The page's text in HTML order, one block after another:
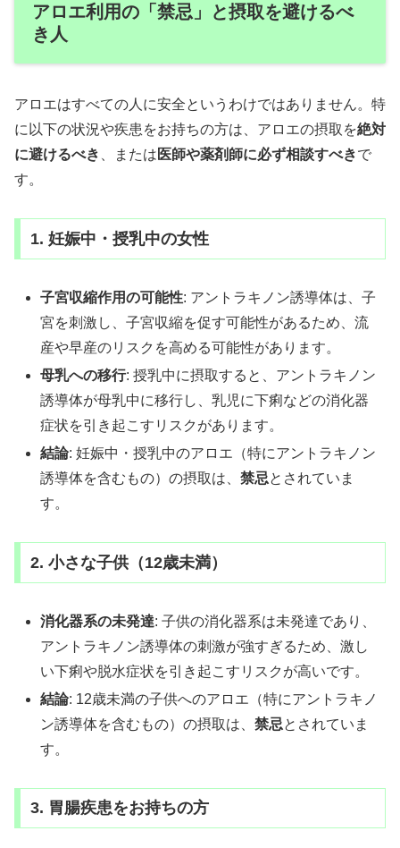
アロエ利用の「禁忌」と摂取を避けるべ
き人
アロエはすべての人に安全というわけではありません。特
に以下の状況や疾患をお持ちの方は、アロエの摂取を絶対
に避けるべき
、または 医師や薬剤師に必ず相談すべきで
す。
1. 妊娠中・授乳中の女性
子宮収縮作用の可能性: アントラキノン誘導体は、子
宮を刺激し、子宮収縮を促す可能性があるため、流
産や早産のリスクを高める可能性があります。
母乳への移行: 授乳中に摂取すると、アントラキノン
誘導体が母乳中に移行し、乳児に下痢などの消化器
症状を引き起こすリスクがあります。
結論: 妊娠中・授乳中のアロエ（特にアントラキノン
誘導体を含むもの）の摂取は、禁忌とされていま
す。
2. 小さな子供（12歳未満）
消化器系の未発達: 子供の消化器系は未発達であり、
アントラキノン誘導体の刺激が強すぎるため、激し
い下痢や脱水症状を引き起こすリスクが高いです。
結論: 12歳未満の子供へのアロエ（特にアントラキノ
ン誘導体を含むもの）の摂取は、禁忌とされていま
す。
3. 胃腸疾患をお持ちの方